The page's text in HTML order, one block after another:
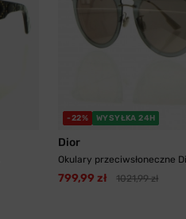
-22% WYSYŁKA 24H
Dior
Okulary przeciwsłoneczne
799,99 zł 1021,99 zł